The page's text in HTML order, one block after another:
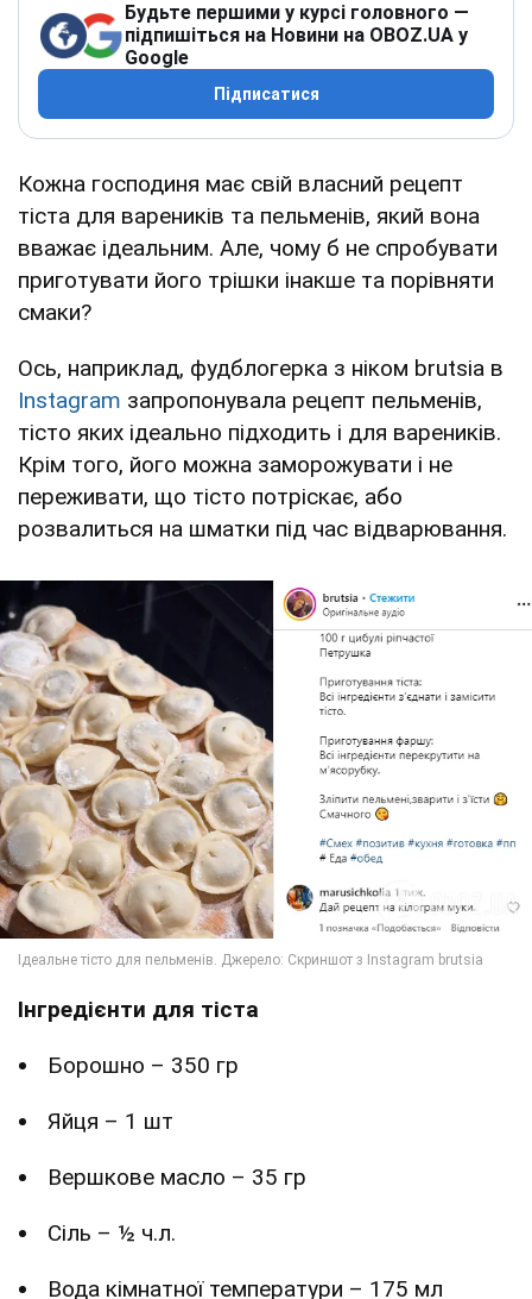
Будьте першими у курсі головного —
підпишіться на Новини на OBOZ.UA у
Google
Підписатися
Кожна господиня має свій власний рецепт
тіста для вареників та пельменів, який вона
вважає ідеальним. Але, чому б не спробувати
приготувати його трішки інакше та порівняти
смаки?
Ось, наприклад, фудблогерка з ніком brutsia в
Instagram запропонувала рецепт пельменів,
тісто яких ідеально підходить і для вареників.
Крім того, його можна заморожувати і не
переживати, що тісто потріскає, або
розвалиться на шматки під час відварювання.
Інгредієнти для тіста
Борошно – 350 гр
Яйця – 1 шт
Вершкове масло – 35 гр
Сіль – ½ ч.л.
Вода кімнатної температури – 175 мл